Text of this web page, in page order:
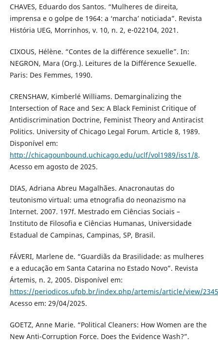
CHAVES, Eduardo dos Santos. “Mulheres de direita,
imprensa e o golpe de 1964: a ‘marcha’ noticiada”. Revista
História UEG, Morrinhos, v. 10, n. 2, e-022104, 2021.
CIXOUS, Hélène. “Contes de la différence sexuelle”. In:
NEGRON, Mara (Org.). Leitures de la Différence Sexuelle.
Paris: Des Femmes, 1990.
CRENSHAW, Kimberlé Williams. Demarginalizing the
Intersection of Race and Sex: A Black Feminist Critique of
Antidiscrimination Doctrine, Feminist Theory and Antiracist
Politics. University of Chicago Legal Forum. Article 8, 1989.
Disponível em:
http://chicagounbound.uchicago.edu/uclf/vol1989/iss1/8.
Acesso em agosto de 2025.
DIAS, Adriana Abreu Magalhães. Anacronautas do
teutonismo virtual: uma etnografia do neonazismo na
Internet. 2007. 197f. Mestrado em Ciências Sociais –
Instituto de Filosofia e Ciências Humanas, Universidade
Estadual de Campinas, Campinas, SP, Brasil.
FÁVERI, Marlene de. “Guardiãs da Brasilidade: as mulheres
e a educação em Santa Catarina no Estado Novo”. Revista
Ártemis, n. 2, 2005. Disponível em:
https://periodicos.ufpb.br/index.php/artemis/article/view/2345
Acesso em: 29/04/2025.
GOETZ, Anne Marie. “Political Cleaners: How Women are the
New Anti-Corruption Force. Does the Evidence Wash?”.